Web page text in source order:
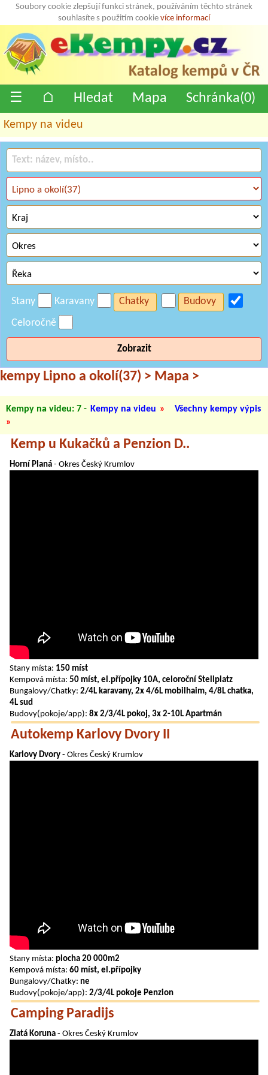
Soubory cookie zlepšují funkci stránek, používáním těchto stránek
souhlasíte s použitím cookie více informací
☰ ⌂ Hledat Mapa Schránka(0)
Kempy na videu
Stany Karavany Chatky
Budovy
Celoročně
Zobrazit
kempy Lipno a okolí(37) > Mapa >
Kempy na videu: 7 - Kempy na videu »
Všechny kempy výpis
»
Kemp u Kukačků a Penzion D..
Horní Planá - Okres Český Krumlov
Stany místa: 150 míst
Kempová místa: 50 míst, el.přípojky 10A, celoroční Stellplatz
Bungalovy/Chatky: 2/4L karavany, 2x 4/6L mobilhaim, 4/8L chatka,
4L sud
Budovy(pokoje/app): 8x 2/3/4L pokoj, 3x 2-10L Apartmán
Autokemp Karlovy Dvory II
Karlovy Dvory - Okres Český Krumlov
Stany místa: plocha 20 000m2
Kempová místa: 60 míst, el.přípojky
Bungalovy/Chatky: ne
Budovy(pokoje/app): 2/3/4L pokoje Penzion
Camping Paradijs
Zlatá Koruna - Okres Český Krumlov